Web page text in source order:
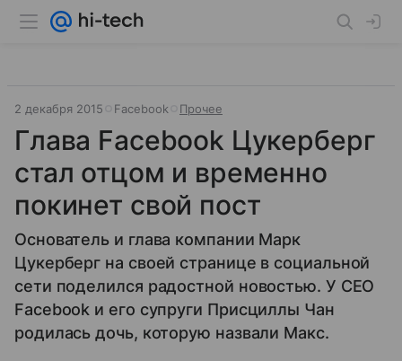
2 декабря 2015 Facebook Прочее
Глава Facebook Цукерберг
стал отцом и временно
покинет свой пост
Основатель и глава компании Марк
Цукерберг на своей странице в социальной
сети поделился радостной новостью. У СЕО
Facebook и его супруги Присциллы Чан
родилась дочь, которую назвали Макс.